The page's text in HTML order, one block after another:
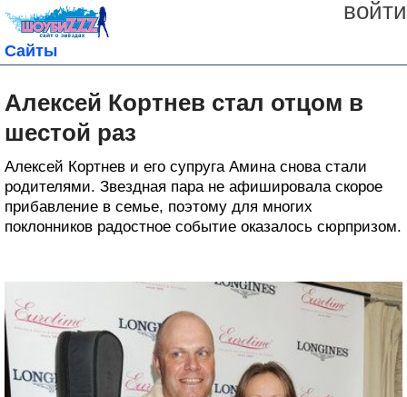
войти
Сайты
Алексей Кортнев стал отцом в
шестой раз
Алексей Кортнев и его супруга Амина снова стали
родителями. Звездная пара не афишировала скорое
прибавление в семье, поэтому для многих
поклонников радостное событие оказалось сюрпризом.